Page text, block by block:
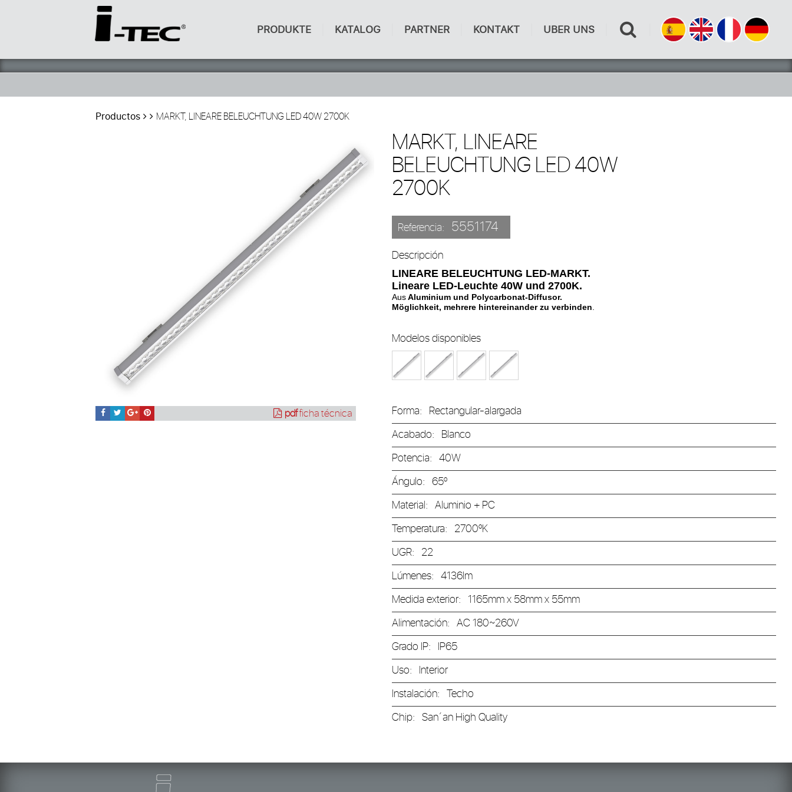
UBER UNS
KONTAKT
PARTNER
KATALOG
PRODUKTE
Productos MARKT, LINEARE BELEUCHTUNG LED 40W 2700K
pdfficha técnica
MARKT, LINEARE
BELEUCHTUNG LED 40W
2700K
Referencia: 5551174
Descripción
LINEARE BELEUCHTUNG LED-MARKT.
Lineare LED-Leuchte 40W und 2700K.
AusAluminium und Polycarbonat-Diffusor.
Möglichkeit, mehrere hintereinander zu verbinden
Modelos disponibles
Forma: Rectangular-alargada
Acabado: Blanco
Potencia: 40W
Ángulo: 65º
Material: Aluminio + PC
Temperatura: 2700ºK
UGR: 22
Lúmenes: 4136lm
Medida exterior: 1165mm x 58mm x 55mm
Alimentación: AC 180~260V
Grado IP: IP65
Uso: Interior
Instalación: Techo
Chip: San´an High Quality